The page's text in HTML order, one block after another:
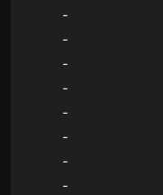
-
-
-
-
-
-
-
-